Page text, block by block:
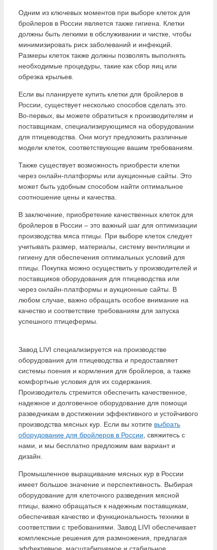
Одним из ключевых моментов при выборе клеток для
бройлеров в России является также гигиена. Клетки
должны быть легкими в обслуживании и чистке, чтобы
минимизировать риск заболеваний и инфекций.
Размеры клеток также должны позволять выполнять
необходимые процедуры, такие как сбор яиц или
обрезка крыльев.
Если вы планируете купить клетки для бройлеров в
России, существует несколько способов сделать это.
Во-первых, вы можете обратиться к производителям и
поставщикам, специализирующимся на оборудовании
для птицеводства. Они могут предложить различные
модели клеток, соответствующие вашим требованиям.
Также существует возможность приобрести клетки
через онлайн-платформы или аукционные сайты. Это
может быть удобным способом найти оптимальное
соотношение цены и качества.
В заключение, приобретение качественных клеток для
бройлеров в России – это важный шаг для оптимизации
производства мяса птицы. При выборе клеток следует
учитывать размер, материалы, систему вентиляции и
гигиену для обеспечения оптимальных условий для
птицы. Покупка можно осуществить у производителей и
поставщиков оборудования для птицеводства или
через онлайн-платформы и аукционные сайты. В
любом случае, важно обращать особое внимание на
качество и соответствие требованиям для запуска
успешного птицефермы.
Завод LIVI специализируется на производстве
оборудования для птицеводства и предоставляет
системы поения и кормления для бройлеров, а также
комфортные условия для их содержания.
Производитель стремится обеспечить качественное,
надежное и долговечное оборудование для помощи
разведчикам в достижении эффективного и устойчивого
производства мясных кур. Если вы хотите выбрать
оборудование для бройлеров в России, свяжитесь с
нами, и мы бесплатно предложим вам вариант и
дизайн.
Промышленное выращивание мясных кур в России
имеет большое значение и перспективность. Выбирая
оборудование для клеточного разведения мясной
птицы, важно обращаться к надежным поставщикам,
обеспечивая качество и функциональность техники в
соответствии с требованиями. Завод LIVI обеспечивает
комплексные решения для размножения, предлагая